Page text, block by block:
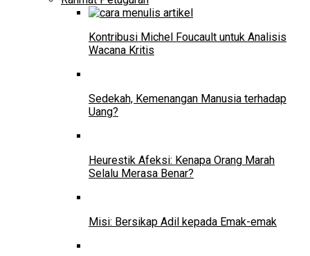
Kontribusi Michel Foucault untuk Analisis
Wacana Kritis
Sedekah, Kemenangan Manusia terhadap
Uang?
Heurestik Afeksi: Kenapa Orang Marah
Selalu Merasa Benar?
Misi: Bersikap Adil kepada Emak-emak